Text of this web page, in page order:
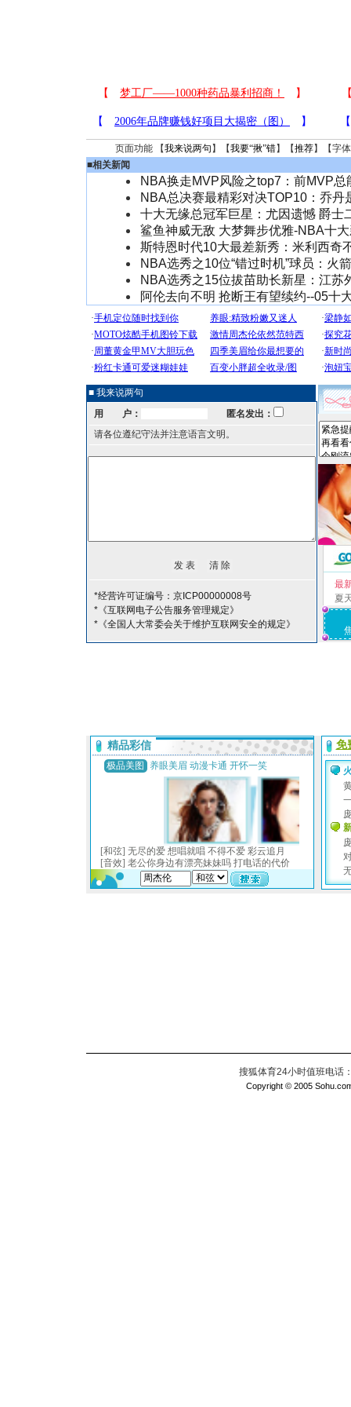
页面功能 【我来说两句 】【我要“揪”错】【推荐】【字
■相关新闻
NBA换走MVP风险之top7：前MVP总
NBA总决赛最精彩对决TOP10：乔丹
十大无缘总冠军巨星：尤因遗憾 爵士
鲨鱼神威无敌 大梦舞步优雅-NBA十
斯特恩时代10大最差新秀：米利西奇
NBA选秀之10位“错过时机”球员：火
NBA选秀之15位拔苗助长新星：江苏
阿伦去向不明 抢断王有望续约--05十
■ 我来说两句
用 户：
匿名发出：
请各位遵纪守法并注意语言文明。
*经营许可证编号：京ICP00000008号
*《互联网电子公告服务管理规定》
*《全国人大常委会关于维护互联网安全的规定》
最
夏
搜狐体育24小时值班电话
Copyright © 2005